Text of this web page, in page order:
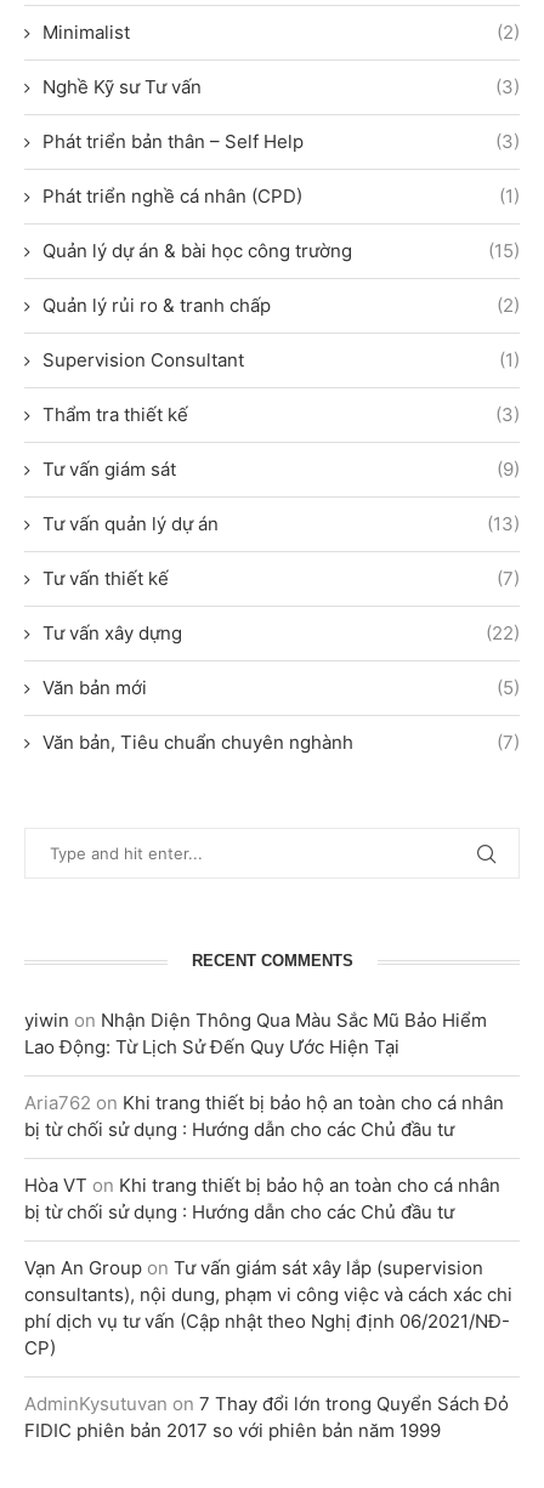
Minimalist (2)
Nghề Kỹ sư Tư vấn (3)
Phát triển bản thân – Self Help (3)
Phát triển nghề cá nhân (CPD) (1)
Quản lý dự án & bài học công trường (15)
Quản lý rủi ro & tranh chấp (2)
Supervision Consultant (1)
Thẩm tra thiết kế (3)
Tư vấn giám sát (9)
Tư vấn quản lý dự án (13)
Tư vấn thiết kế (7)
Tư vấn xây dựng (22)
Văn bản mới (5)
Văn bản, Tiêu chuẩn chuyên nghành (7)
RECENT COMMENTS
yiwin on Nhận Diện Thông Qua Màu Sắc Mũ Bảo Hiểm
Lao Động: Từ Lịch Sử Đến Quy Ước Hiện Tại
Aria762 on Khi trang thiết bị bảo hộ an toàn cho cá nhân
bị từ chối sử dụng : Hướng dẫn cho các Chủ đầu tư
Hòa VT on Khi trang thiết bị bảo hộ an toàn cho cá nhân
bị từ chối sử dụng : Hướng dẫn cho các Chủ đầu tư
Vạn An Group on Tư vấn giám sát xây lắp (supervision
consultants), nội dung, phạm vi công việc và cách xác chi
phí dịch vụ tư vấn (Cập nhật theo Nghị định 06/2021/NĐ-
CP)
AdminKysutuvan on 7 Thay đổi lớn trong Quyển Sách Đỏ
FIDIC phiên bản 2017 so với phiên bản năm 1999